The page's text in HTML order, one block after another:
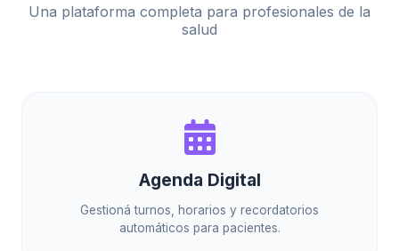
Una plataforma completa para profesionales de la
salud
Agenda Digital
Gestioná turnos, horarios y recordatorios
automáticos para pacientes.